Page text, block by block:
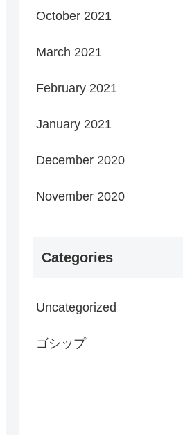
October 2021
March 2021
February 2021
January 2021
December 2020
November 2020
Categories
Uncategorized
ゴシップ